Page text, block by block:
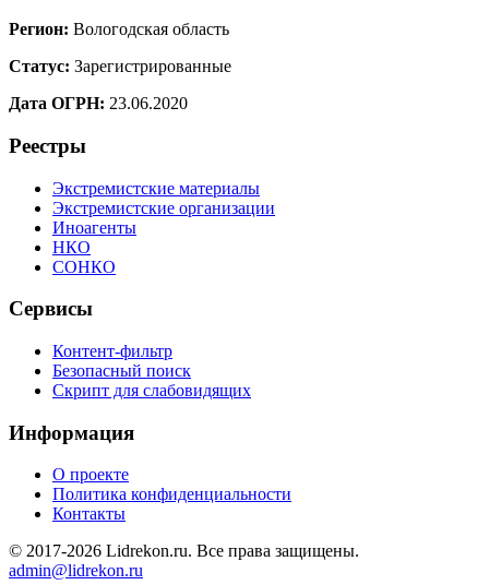
Регион: Вологодская область
Статус: Зарегистрированные
Дата ОГРН: 23.06.2020
Реестры
Экстремистские материалы
Экстремистские организации
Иноагенты
НКО
СОНКО
Сервисы
Контент-фильтр
Безопасный поиск
Скрипт для слабовидящих
Информация
О проекте
Политика конфиденциальности
Контакты
© 2017-2026 Lidrekon.ru. Все права защищены.
admin@lidrekon.ru